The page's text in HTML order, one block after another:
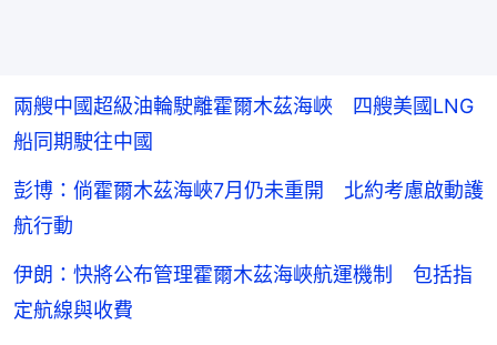
兩艘中國超級油輪駛離霍爾木茲海峽 四艘美國LNG
船同期駛往中國
彭博：倘霍爾木茲海峽7月仍未重開 北約考慮啟動護
航行動
伊朗：快將公布管理霍爾木茲海峽航運機制 包括指
定航線與收費